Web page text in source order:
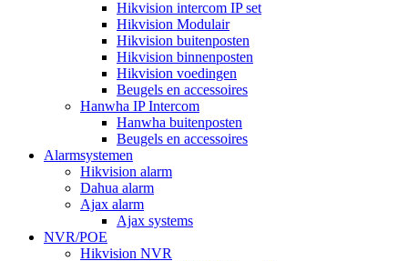
Hikvision intercom IP set
Hikvision Modulair
Hikvision buitenposten
Hikvision binnenposten
Hikvision voedingen
Beugels en accessoires
Hanwha IP Intercom
Hanwha buitenposten
Beugels en accessoires
Alarmsystemen
Hikvision alarm
Dahua alarm
Ajax alarm
Ajax systems
NVR/POE
Hikvision NVR